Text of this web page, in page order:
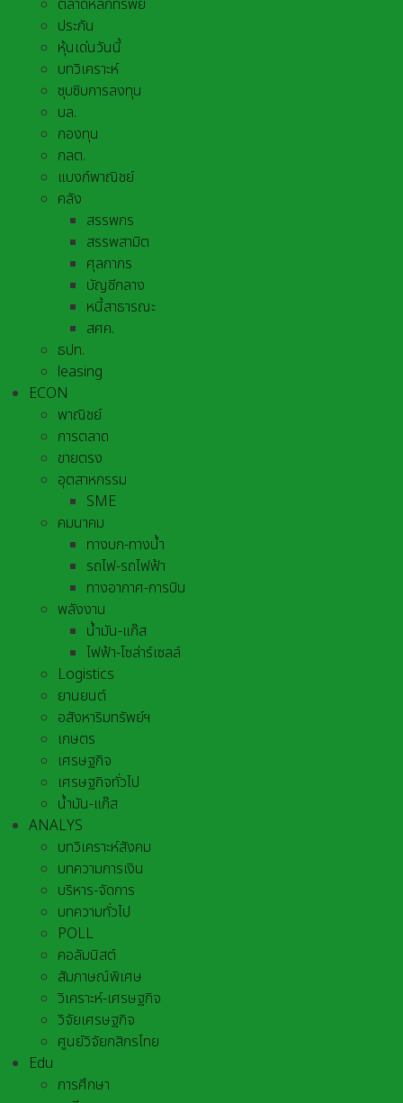
ตลาดหลักทรัพย์
ประกัน
หุ้นเด่นวันนี้
บทวิเคราะห์
ซุบซิบการลงทุน
บล.
กองทุน
กลต.
แบงก์พาณิชย์
คลัง
สรรพกร
สรรพสามิต
ศุลกากร
บัญชีกลาง
หนี้สาธารณะ
สศค.
ธปท.
leasing
ECON
พาณิชย์
การตลาด
ขายตรง
อุตสาหกรรม
SME
คมนาคม
ทางบก-ทางน้ำ
รถไฟ-รถไฟฟ้า
ทางอากาศ-การบิน
พลังงาน
น้ำมัน-แก๊ส
ไฟฟ้า-โซล่าร์เซลล์
Logistics
ยานยนต์
อสังหาริมทรัพย์ฯ
เกษตร
เศรษฐกิจ
เศรษฐกิจทั่วไป
น้ำมัน-แก๊ส
ANALYS
บทวิเคราะห์สังคม
บทความการเงิน
บริหาร-จัดการ
บทความทั่วไป
POLL
คอลัมนิสต์
สัมภาษณ์พิเศษ
วิเคราะห์-เศรษฐกิจ
วิจัยเศรษฐกิจ
ศูนย์วิจัยกสิกรไทย
Edu
การศึกษา